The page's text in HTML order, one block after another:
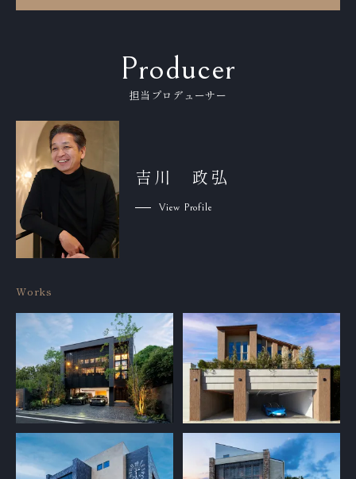
Producer
担当プロデューサー
吉川 政弘
View Profile
Works
前*(name)
ルアドレス*(E-mail)
番号*(Tel)